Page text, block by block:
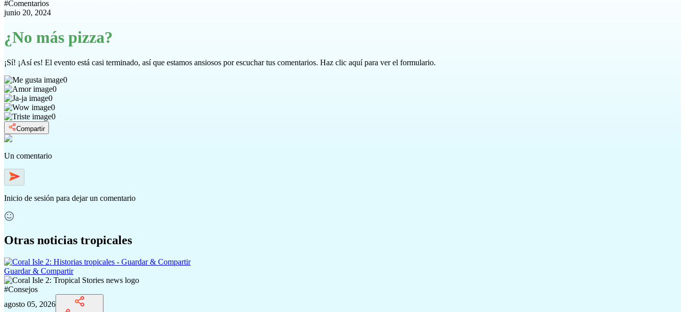
#Comentarios
junio 20, 2024
¿No más pizza?
¡Sí! ¡Así es! El evento está casi terminado, así que estamos ansiosos por escuchar tus comentarios. Haz clic aquí para ver el formulario.
0
0
0
0
0
Compartir
Un comentario
Inicio de sesión para dejar un comentario
Otras noticias tropicales
Guardar & Compartir
#Consejos
agosto 05, 2026